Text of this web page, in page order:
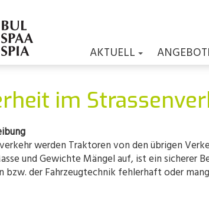
AKTUELL
im
werden Traktoren von den übrigen
und Gewichte Mängel auf, ist ein sicherer
bzw. der Fahrzeugtechnik fehlerhaft oder